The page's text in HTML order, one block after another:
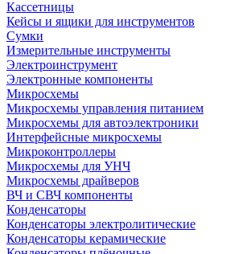
Кассетницы
Кейсы и ящики для инструментов
Сумки
Измерительные инструменты
Электроинструмент
Электронные компоненты
Микросхемы
Микросхемы управления питанием
Микросхемы для автоэлектроники
Интерфейсные микросхемы
Микроконтроллеры
Микросхемы для УНЧ
Микросхемы драйверов
ВЧ и СВЧ компоненты
Конденсаторы
Конденсаторы электролитические
Конденсаторы керамические